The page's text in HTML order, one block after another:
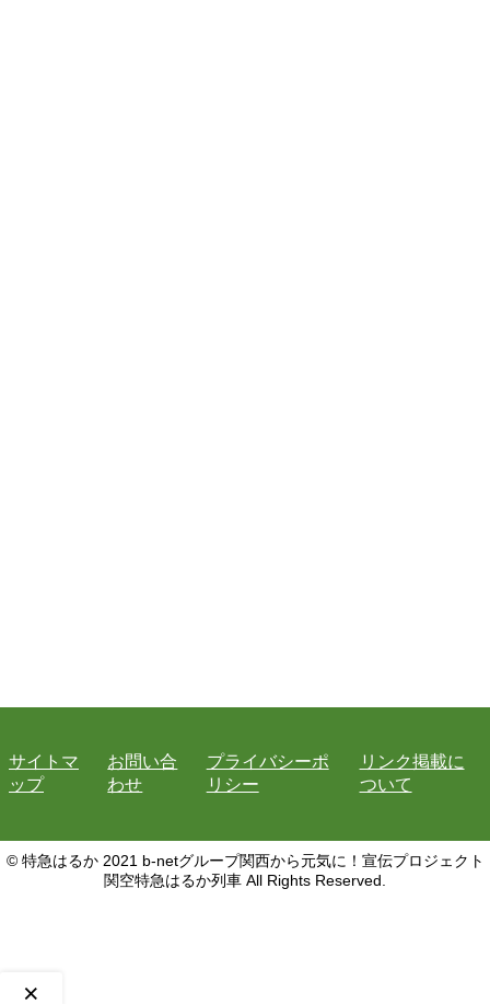
サイトマ
ップ
お問い合
わせ
プライバシーポ
リシー
リンク掲載に
ついて
© 特急はるか 2021 b-netグループ関西から元気に！宣伝プロジェクト
関空特急はるか列車 All Rights Reserved.
×